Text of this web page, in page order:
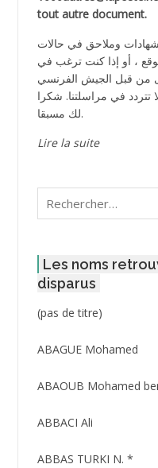
tout autre document.
وملاحق في حالات
، أو إذا كنت ترغب في
من قبل الجيش الفرنسي
العاصمة عام 1957 ، فلا تتردد في مراسلتنا. شكرا
لك مسبقا.
Lire la suite
Rechercher :
Les noms
disparus
(pas de titre)Post
3416
ABAGUE Mohamed
ABAOUB Mohamed
ABBACI Ali
ABBAS TURKI N. *